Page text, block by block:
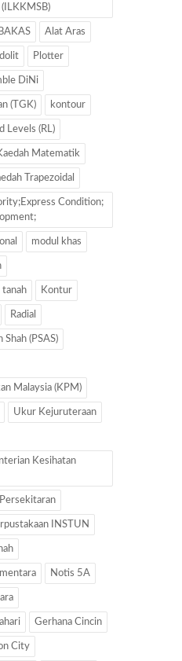
(ILKKMSB)
BAKAS Alat Aras
Plotter
DiNi
(TGK) kontour
Levels (RL)
Matematik
Trapezoidal
Condition;
modul khas
tanah Kontur
Radial
(PSAS)
Malaysia (KPM)
Ukur Kejuruteraan
Kesihatan
INSTUN
Notis 5A
Gerhana Cincin
City